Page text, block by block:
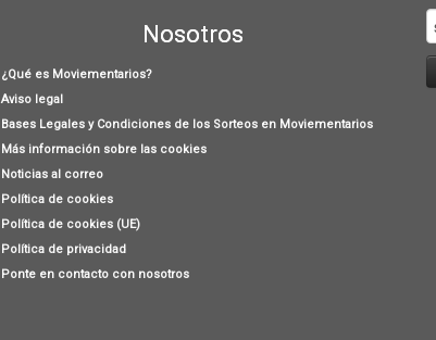
Nosotros
¿Qué es Moviementarios?
Aviso legal
Bases Legales y Condiciones de los Sorteos en Moviementarios
Más información sobre las cookies
Noticias al correo
Política de cookies
Política de cookies (UE)
Política de privacidad
Ponte en contacto con nosotros